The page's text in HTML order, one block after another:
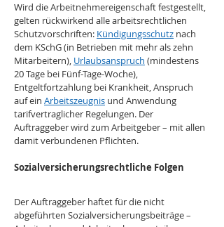
Wird die Arbeitnehmereigenschaft festgestellt,
gelten rückwirkend alle arbeitsrechtlichen
Schutzvorschriften: Kündigungsschutz nach
dem KSchG (in Betrieben mit mehr als zehn
Mitarbeitern), Urlaubsanspruch (mindestens
20 Tage bei Fünf-Tage-Woche),
Entgeltfortzahlung bei Krankheit, Anspruch
auf ein Arbeitszeugnis und Anwendung
tarifvertraglicher Regelungen. Der
Auftraggeber wird zum Arbeitgeber – mit allen
damit verbundenen Pflichten.
Sozialversicherungsrechtliche Folgen
Der Auftraggeber haftet für die nicht
abgeführten Sozialversicherungsbeiträge –